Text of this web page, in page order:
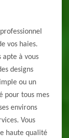
vos haies.
apte à vous
designs
ou un
pour tous mes
environs
Vous
haute qualité